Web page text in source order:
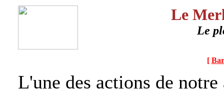
Le
Le
[
L'une des actions de